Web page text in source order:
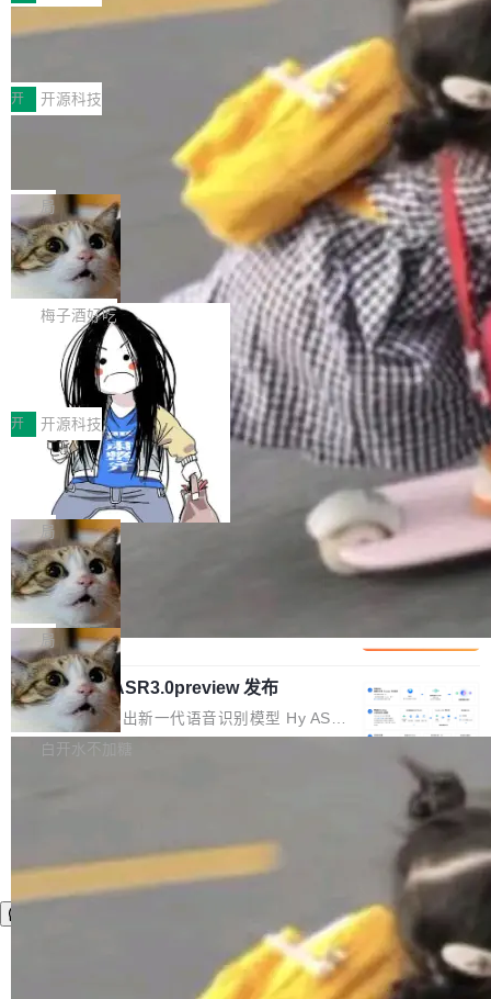
ENT，实现零拷贝传输性能提升30%、非零拷贝
传输性能最高提升5倍。UCL-MPComm底层基
于自研UCL-Engine通信引擎，后续腾讯网平将
持续开源更多基于UCL-Engine的高性能通信组
件。 腾讯网平团队在UCL-MPComm中实现了一
个独立于业务线程的全局通信引擎（Engine），
开源 AI 编程平台 CoStrict 应用”凭借卓越的技术
创新与落地成效成功入选。 全链路私有化部署，
助力企业AI研发安全落地 当前，越来越多企业已
经开始引入 AI Coding 工具，通过调用公有云模
型或企业内部部署模型提升研发效率。但随着 AI
Coding 从个人辅助工具逐步走向团队级、组织
级应用，企业在规模化落地过程中，对安全性、
可控性和代码质量提出了更高要求。 首先是数据
安全与合规要求。对于大多数普通研发场景，公
有云模型能够满足快速试用和效率提升的需求。
但对于金融、能源、医疗等对数据安全要求较...
深信服AI算力网关入选工信部人工智能
前不久，工业和信息化部正式发布《2025年人工
智能应用典型案例名单》，集中展示人工智能在
各领域的应用成果，覆盖技术底座、行业赋能、
产品应用、支撑保障、专题等五大方向。深信服
AI算力网关（AI创新平台）成功入选！ 随着各行
各业的Agent走向规模化建设，算力构成形态逐
渐丰富，用户关注的重点也在发生变化：不只是
让AI用起来，还要进一步看清混合算力时代下，
Token花在哪里、算力是否被充分利用，以及持
续增长的AI成本该如何优化。 深信服AI算力网关
正是围绕这些实际问题，从Token治理和成本治
理两个方面，让用户的每一份算力都看得清、管
得住、用得稳、省得下、更安全！ 一、从现在开
始，Token使用一目...
开 开源科技
Jeff Dean 离开 Google：一个时代的结
束，一个实验室的开始
Google 员工编号 20。MapReduce 作者之一。
Bigtable 作者之一。TensorFlow 的作者之一。
Gemini 的架构师。Google 首席科学家。 Jeff D
ean 在 Google 工作了 27 年后，宣布离职。 他
不是一个人走。一同离开的还有 Sanjay Ghema
wat（Google 员工编号 23，Jeff Dean 二十多
年的编程搭档，MapReduce 和 Bigtable 的共同
作者）、Quoc Le（Google 大脑核心成员，Se
q2Seq 和 DocAI 的共同发明人）以及 Oriol Vin
yals（Gemini 联合负责人，AlphaSta...
局
🔥 SolonCode v2026.8.4 发布：界面
字体可调、22 种语言、记忆搜索增强
打开终端就能上岗的全中文编码智能体，这一轮
把「看得清、用母语、记得住」三件事一次补
齐。 SolonCode 是什么 SolonCode 是杭州无
耳科技研发的企业级终端编码智能体——一位全
中文驱动的数字员工，自主理解需求、规划步
骤、编写代码。不挑模型、不挑平台，curl 一行
装完即用。 开源地址：Gitee · GitCode · GitHu
b 安装 支持 Java 8+（8~26）、macOS / Linu
x / Windows / Harmony PC。 # macOS / Linu
x / Harmony PC curl -fsSL https://solon.noea
r.org/solon...
梅子酒好吃
让“代码语义理解”深度释放AI Coding
价值潜能：华为云码道（CodeArts）
代码仓技术解析
一、代码仓深度理解技术的作用与价值 在软件工
程实践中，代码仓是企业核心知识资产的主要载
体。企业级代码仓库通常包含数十万乃至数百万
个文件，其规模远超单次模型调用可承载的上下
文窗口。随着项目规模的持续扩张与代码历史的
不断累积，代码仓中的模块关系、接口契约、业
务逻辑等关键信息往往分散于数十乃至数百个文
件之中，形成高度复杂的知识关联网络。传统的
代码检索手段（如关键词匹配、目录遍历）仅能
在语法层面完成文本定位，难以触及代码的语义
内涵与结构关联，导致开发者使用代码智能体在
理解大规模代码仓时面临显著"代码仓理解"瓶
颈。 代码仓深度理解服务（以下简称" CodeBas
e深度理解服务"）是华为云码道（CodeA...
开 开源科技
一条“删库”命令跑 17 小时，算法工程
师删光 89TB 数据只为干私活
最高人民检察院8月4日公布了一起案件：北京一
名90后算法工程师王某，为了给自己接的私活腾
服务器空间，删光了公司AI游戏部门的全部核心
数据。 王某2024年1月入职东城区某科技公司AI
短剧部门，有互联网大厂背景。在公司内部架构
调整期间，部门三次通知全员将数据从A集群迁
移到B集群，王某都回复了"收到"。 他没有迁移
数据。2024年9月3日下午4点，他使用此前登录
的账号密码进入A集群，输入了一条被程序员圈
称为"删库跑路"的命令——最高管理员权限、无
局
Cloudflare 分享推理优化实践：KV ca
che 量化 + 权重压缩，吞吐量提升 4
1%，成本降 30%
Kimi 和 GLM 是当前最强的大模型系列之一，但
它们有一个共同的问题：太吃显存了。月之暗面
的 Kimi K 系列和智谱的 GLM 都是长上下文、M
oE 架构的大模型，好用到让人上瘾，但 GPU 显
存永远不够用。 Cloudflare 的 Workers AI 团队
一直在跑这些模型的推理。他们在官方博客上发
整性保护。效果是：吞吐量提升 41%，每 token
成本降低 30%，精度不变。 FP8 省的不仅是显
存 KV cache 是推理时最吃显...
局
腾讯混元 Hy ASR3.0preview 发布
腾讯混元正式推出新一代语音识别模型 Hy ASR
3.0preview。基于最新一代大语言模型 Hy3 的
让语音识别不再只是听清，而是真正听懂。通过
先理解你的语境和意图，再把准确的文字直接给
到你。从“逐字转写、单点优化”演进为“理解语
境、兼容场景、一键直出”。 Hy ASR 3.0 previe
w 不要求标准普通话，方言识别覆盖粤语、吴语
等 10 大方言片区和 20 余个二级小片区。在开
白开水不加糖